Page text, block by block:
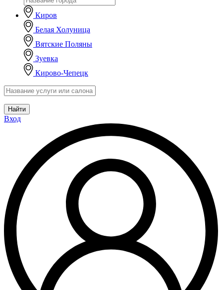
Киров
Белая Холуница
Вятские Поляны
Зуевка
Кирово-Чепецк
Найти
Вход